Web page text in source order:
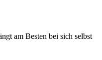
am Besten bei sich selbst